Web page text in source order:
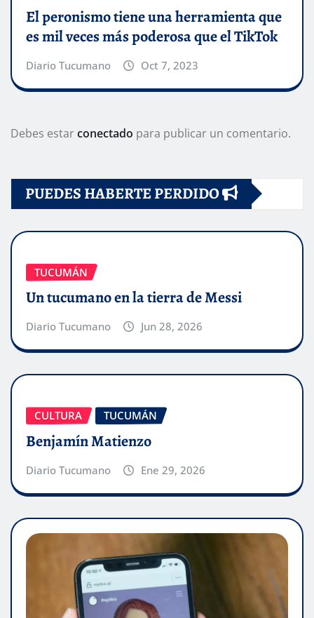
El peronismo tiene una herramienta que
es mil veces más poderosa que el TikTok
Diario Tucumano Oct 7, 2023
Debes estarconectado para publicar un comentario.
PUEDES HABERTE PERDIDO
TUCUMÁN
Un tucumano en la tierra de Messi
Diario Tucumano Jun 28, 2026
CULTURA TUCUMÁN
Benjamín Matienzo
Diario Tucumano Ene 29, 2026